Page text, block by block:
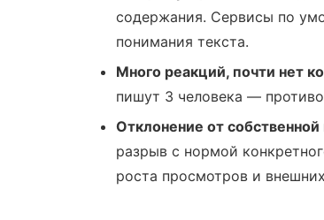
содержания. Сервисы по
понимания текста.
Много реакций, почти нет
пишут 3 человека —
Отклонение от собственной
разрыв с нормой
роста просмотров и